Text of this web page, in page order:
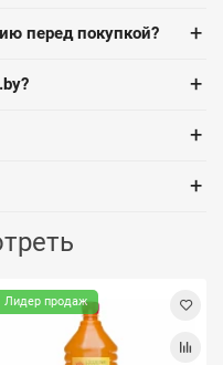
перед покупкой? +
+
+
+
Лидер продаж